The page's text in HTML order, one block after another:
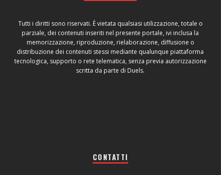
Tutti i diritti sono riservati. È vietata qualsiasi utilizzazione, totale o
parziale, dei contenuti inseriti nel presente portale, ivi inclusa la
memorizzazione, riproduzione, rielaborazione, diffusione o
distribuzione dei contenuti stessi mediante qualunque piattaforma
tecnologica, supporto o rete telematica, senza previa autorizzazione
scritta da parte di Duels.
CONTATTI